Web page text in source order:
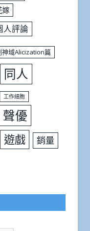
嫁
人評論
神域Alicization篇
同人
工作細胞
聲優
遊戲 銷量